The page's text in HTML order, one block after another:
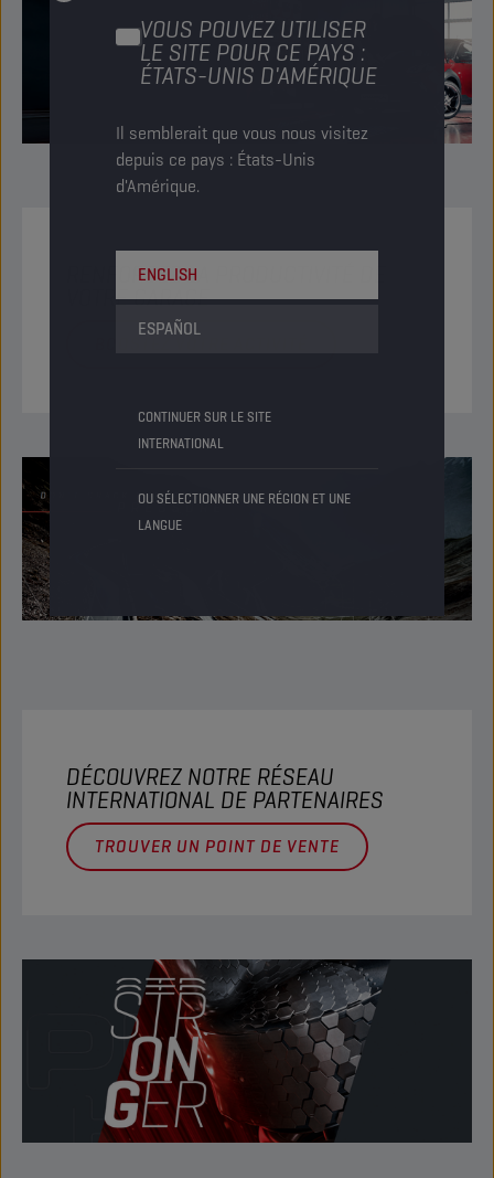
VOUS POUVEZ UTILISER
LE SITE POUR CE PAYS :
ÉTATS-UNIS D'AMÉRIQUE
Il semblerait que vous nous visitez
depuis ce pays : États-Unis
d'Amérique.
ENGLISH
ESPAÑOL
CONTINUER SUR LE SITE
INTERNATIONAL
OU SÉLECTIONNER UNE RÉGION ET UNE
LANGUE
RENFORCEZ LA PRODUCTIVITÉ DE
VOTRE GARAGE
DÉCOUVREZ NOTRE RÉSEAU
INTERNATIONAL DE PARTENAIRES
TROUVER UN POINT DE VENTE